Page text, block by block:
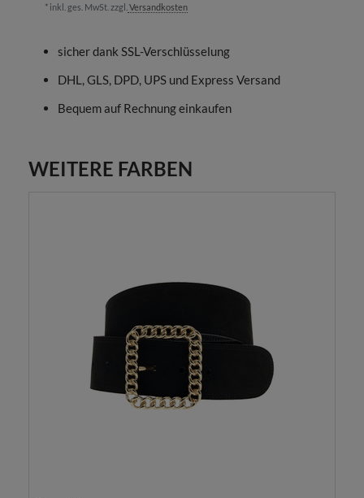
* inkl. ges. MwSt. zzgl. Versandkosten
sicher dank SSL-Verschlüsselung
DHL, GLS, DPD, UPS und Express Versand
Bequem auf Rechnung einkaufen
WEITERE FARBEN